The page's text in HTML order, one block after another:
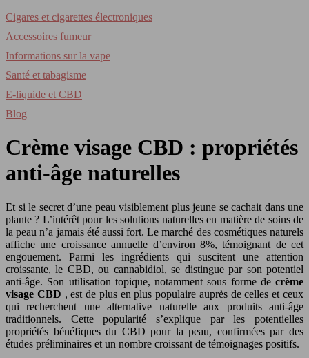
Cigares et cigarettes électroniques
Accessoires fumeur
Informations sur la vape
Santé et tabagisme
E-liquide et CBD
Blog
Crème visage CBD : propriétés
anti-âge naturelles
Et si le secret d’une peau visiblement plus jeune se cachait dans une
plante ? L’intérêt pour les solutions naturelles en matière de soins de
la peau n’a jamais été aussi fort. Le marché des cosmétiques naturels
affiche une croissance annuelle d’environ 8%, témoignant de cet
engouement. Parmi les ingrédients qui suscitent une attention
croissante, le CBD, ou cannabidiol, se distingue par son potentiel
anti-âge. Son utilisation topique, notamment sous forme de crème
visage CBD , est de plus en plus populaire auprès de celles et ceux
qui recherchent une alternative naturelle aux produits anti-âge
traditionnels. Cette popularité s’explique par les potentielles
propriétés bénéfiques du CBD pour la peau, confirmées par des
études préliminaires et un nombre croissant de témoignages positifs.